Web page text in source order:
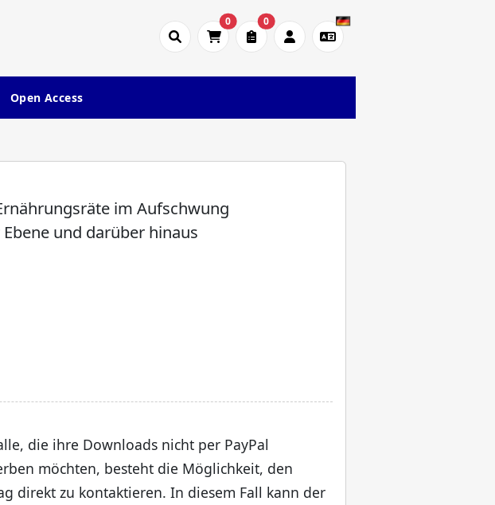
0 0
Open Access
im Aufschwung
und darüber hinaus
die ihre Downloads nicht per PayPal
möchten, besteht die Möglichkeit, den
direkt zu kontaktieren. In diesem Fall kann der